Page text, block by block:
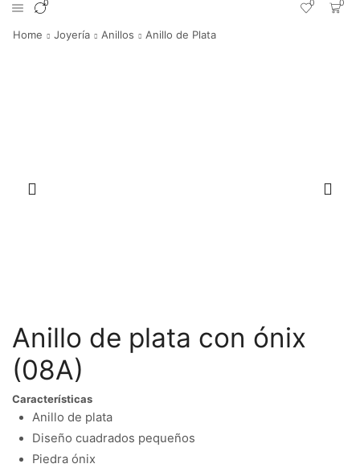
0 0 0
Home Joyería Anillos Anillo de Plata
Anillo de plata con ónix
(08A)
Características
Anillo de plata
Diseño cuadrados pequeños
Piedra ónix